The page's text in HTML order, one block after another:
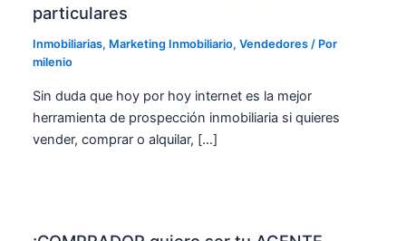
particulares
Inmobiliarias, Marketing Inmobiliario,Vendedores / Por
milenio
Sin duda que hoy por hoy internet es la mejor
herramienta de prospección inmobiliaria si quieres
vender, comprar o alquilar, […]